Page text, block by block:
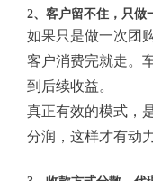
2、客户留不住，只做
如果只是做一次团
客户消费完就走。
到后续收益。
真正有效的模式，
分润，这样才有动